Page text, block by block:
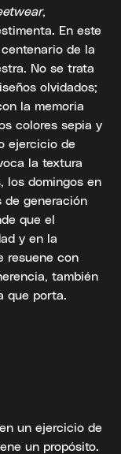
,
En este
de la
No se trata
olvidados;
la memoria
colores sepia y
ejercicio de
la textura
los domingos en
de generación
que el
y en la
resuene con
también
que porta.
un ejercicio de
un propósito.